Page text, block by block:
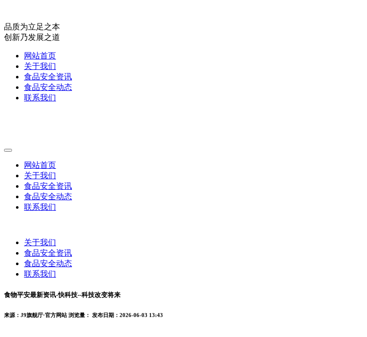
品质为立足之本
创新乃发展之道
网站首页
关于我们
食品安全资讯
食品安全动态
联系我们
网站首页
关于我们
食品安全资讯
食品安全动态
联系我们
关于我们
食品安全资讯
食品安全动态
联系我们
食物平安最新资讯-快科技--科技改变将来
来源：J9旗舰厅·官方网站 浏览量： 发布日期：2026-06-03 13:43